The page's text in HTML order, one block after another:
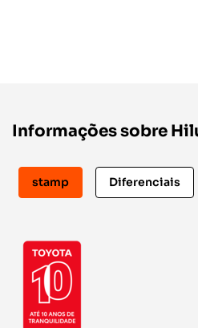
Informações sobre
stamp Diferenciais